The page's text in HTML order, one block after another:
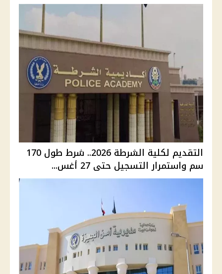
التقديم لكلية الشرطة 2026.. شرط طول 170
سم واستمرار التسجيل حتى 27 أغس...